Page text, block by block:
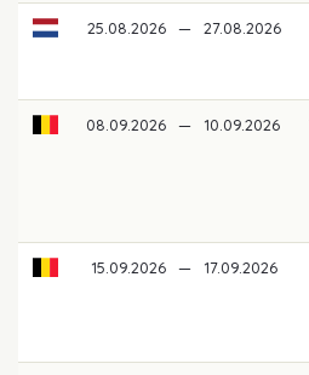
25.08.2026 — 27.08.2026
08.09.2026 — 10.09.2026
15.09.2026 — 17.09.2026